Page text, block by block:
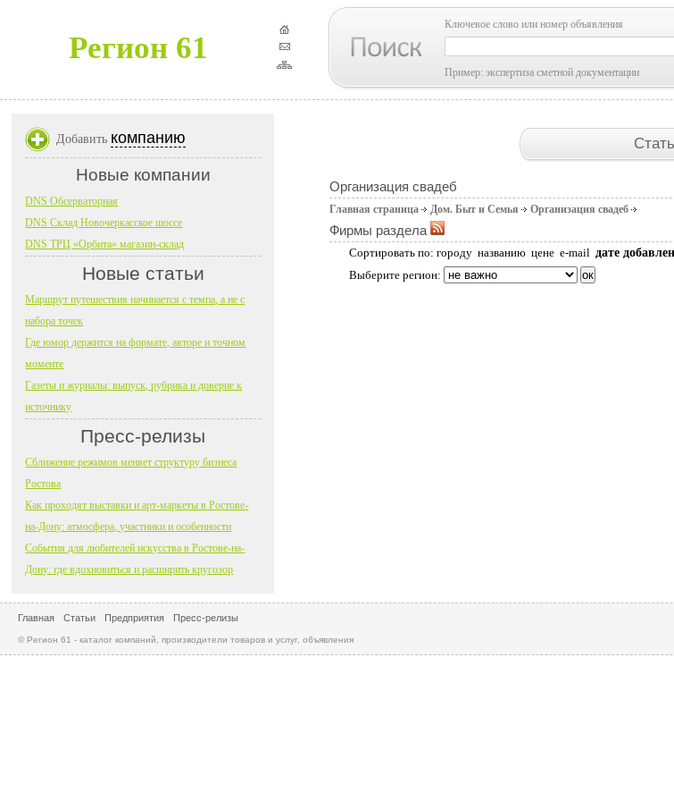
Регион 61
Ключевое слово или номер объявления
Пример: экспертиза сметной документации
Организация свадеб
Главная страница Дом. Быт и Семья Организация свадеб
Фирмы раздела
Сортировать по: городу названию цене e-mail дате
Выберите регион:
Добавить компанию
Новые компании
DNS Обсерваторная
DNS Склад Новочеркасское шоссе
DNS ТРЦ «Орбита» магазин-склад
Новые статьи
Маршрут путешествия начинается с темпа, а не с
набора точек
Где юмор держится на формате, авторе и точном
моменте
Газеты и журналы: выпуск, рубрика и доверие к
источнику
Пресс-релизы
Сближение режимов меняет структуру бизнеса
Ростова
Как проходят выставки и арт-маркеты в Ростове-
на-Дону: атмосфера, участники и особенности
События для любителей искусства в Ростове-на-
Дону: где вдохновиться и расширить кругозор
Главная Статьи Предприятия Пресс-релизы
© Регион 61 - каталог компаний, производители товаров и услуг, объявления